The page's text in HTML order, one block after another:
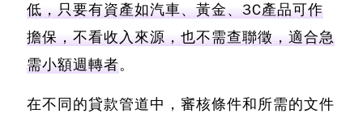
低，只要有資產如汽車、黃金、3C產品可作
擔保，不看收入來源，也不需查聯徵，適合急
需小額週轉者。
在不同的貸款管道中，審核條件和所需的文件